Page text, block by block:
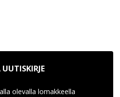
olevalla lomakkeella